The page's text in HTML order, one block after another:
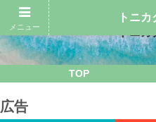
TOP
広告
メニュー
トニ